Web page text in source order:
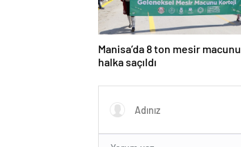
Manisa’da 8 ton mesir macunu
halka saçıldı